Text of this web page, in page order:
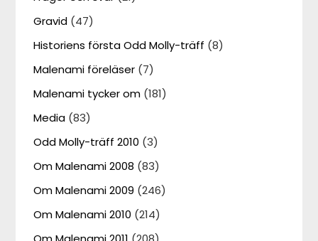
Gravid (47)
Historiens första Odd Molly-träff (8)
Malenami föreläser (7)
Malenami tycker om (181)
Media (83)
Odd Molly-träff 2010 (3)
Om Malenami 2008 (83)
Om Malenami 2009 (246)
Om Malenami 2010 (214)